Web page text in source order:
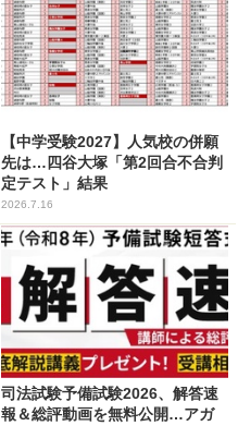
【中学受験2027】人気校の併願
先は…四谷大塚「第2回合不合判
定テスト」結果
2026.7.16
司法試験予備試験2026、解答速
報＆総評動画を無料公開…アガ